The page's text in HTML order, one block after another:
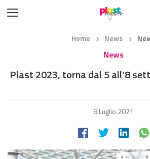
Home ❯ News ❯
News
Plast 2023, torna dal 5 all’8
8 Luglio 2021